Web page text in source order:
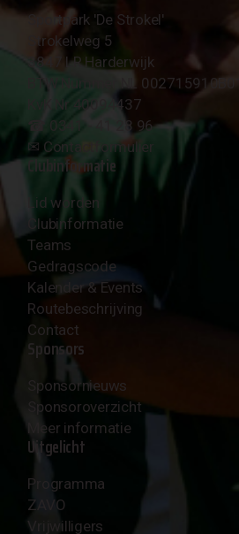
Sportpark 'De Strokel'
Strokelweg 5
3847 LR Harderwijk
BTW Nummer NL 002715910B01
KvK Nr 40094437
☎︎ 0341 - 41 28 96
✉︎ Contactformulier
Clubinformatie
Lid worden
Clubinformatie
Teams
Gedragscode
Kalender & Events
Routebeschrijving
Contact
Sponsors
Sponsornieuws
Sponsoroverzicht
Meer informatie
Uitgelicht
Programma
ZAVO
Vrijwilligers